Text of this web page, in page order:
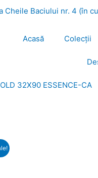
Cheile Baciului nr. 4 (în
Acasă Colecții